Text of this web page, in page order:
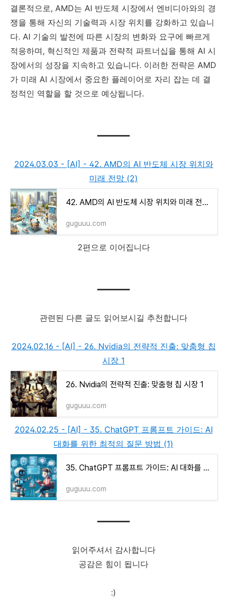
결론적으로, AMD는 AI 반도체 시장에서 엔비디아와의 경
쟁을 통해 자신의 기술력과 시장 위치를 강화하고 있습니
다. AI 기술의 발전에 따른 시장의 변화와 요구에 빠르게
적응하며, 혁신적인 제품과 전략적 파트너십을 통해 AI 시
장에서의 성장을 지속하고 있습니다. 이러한 전략은 AMD
가 미래 AI 시장에서 중요한 플레이어로 자리 잡는 데 결
정적인 역할을 할 것으로 예상됩니다.
2024.03.03 - [AI] - 42. AMD의 AI 반도체 시장 위치와
미래 전망 (2)
42. AMD의 AI 반도체 시장 위치와 미래 전망 (2)
guguuu.com
2편으로 이어집니다
관련된 다른 글도 읽어보시길 추천합니다
2024.02.16 - [AI] - 26. Nvidia의 전략적 진출: 맞춤형 칩
시장 1
26. Nvidia의 전략적 진출: 맞춤형 칩 시장 1
guguuu.com
2024.02.25 - [AI] - 35. ChatGPT 프롬프트 가이드: AI
대화를 위한 최적의 질문 방법 (1)
35. ChatGPT 프롬프트 가이드: AI 대화를 위한 최적의 질문 방법 (1)
guguuu.com
읽어주셔서 감사합니다
공감은 힘이 됩니다
:)